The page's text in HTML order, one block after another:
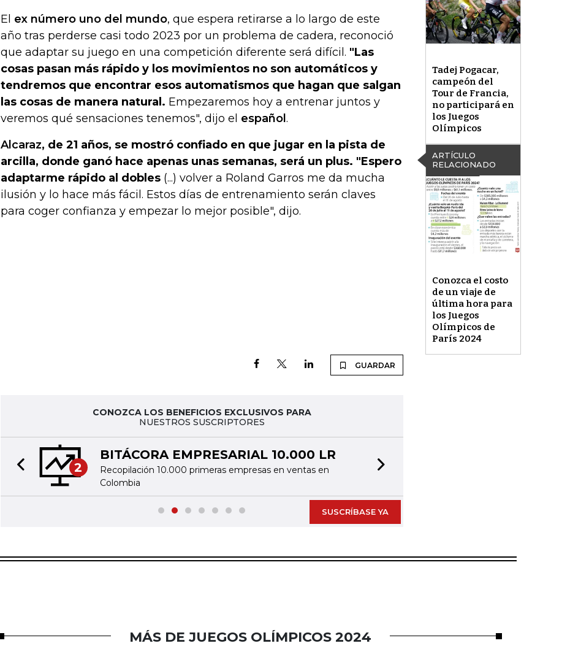
Tadej Pogacar,
campeón del
Tour de Francia,
no participará en
los Juegos
Olímpicos
ARTÍCULO
RELACIONADO
Conozca el costo
de un viaje de
última hora para
los Juegos
Olímpicos de
París 2024
El ex número uno del mundo, que espera retirarse a lo largo de este
año tras perderse casi todo 2023 por un problema de cadera, reconoció
que adaptar su juego en una competición diferente será difícil. "Las
cosas pasan más rápido y los movimientos no son automáticos y
tendremos que encontrar esos automatismos que hagan que salgan
las cosas de manera natural. Empezaremos hoy a entrenar juntos y
veremos qué sensaciones tenemos", dijo el español .
Alcaraz, de 21 años, se mostró confiado en que jugar en la pista de
arcilla, donde ganó hace apenas unas semanas, será un plus. "Espero
adaptarme rápido al dobles (...) volver a Roland Garros me da mucha
ilusión y lo hace más fácil. Estos días de entrenamiento serán claves
para coger confianza y empezar lo mejor posible", dijo.
GUARDAR
CONOZCA LOS BENEFICIOS EXCLUSIVOS PARA
NUESTROS SUSCRIPTORES
2
BITÁCORA EMPRESARIAL 10.000 LR
Recopilación 10.000 primeras empresas en ventas en
Colombia
Previous slide
SUSCRÍBASE YA
MÁS DE JUEGOS OLÍMPICOS 2024